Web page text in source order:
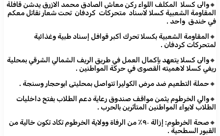
🔸والى كسلا المكلف اللواء ركن معاش الصادق محمد الازرق يدشن قافلة
المقاومة الشعبية كسلا لاسناد متحركات كردفان تحت شعار نقاتل معكم
في خندق واحد .
🔸المقاومة الشعبية بكسلا تحرك أكبر قوافل إسناد طبية وغذائية
لمتحركات كردفان .
🔸والى كسلا يتعهد بإكمال العمل في طريق الريف الشمالي الشرقي بمحلية
ريفي كسلا لاهميته القصوى في حركة المواطنين .
🔸حملة التطعيم ضد مرض الكوليرا تتواصل بمحليتى ابوحجار وسنجة .
🔸والي الخرطوم يثمن مواقف صندوق رعاية دعم الطلاب بفتح داخليات
الطلاب لايواء المواطنين المتأثرين بالحرب .
🔸صحة الخرطوم: إزالة ٩٠٪ من الرفاة وولاية الخرطوم تكاد تكون خالية من
القبور السطحية .